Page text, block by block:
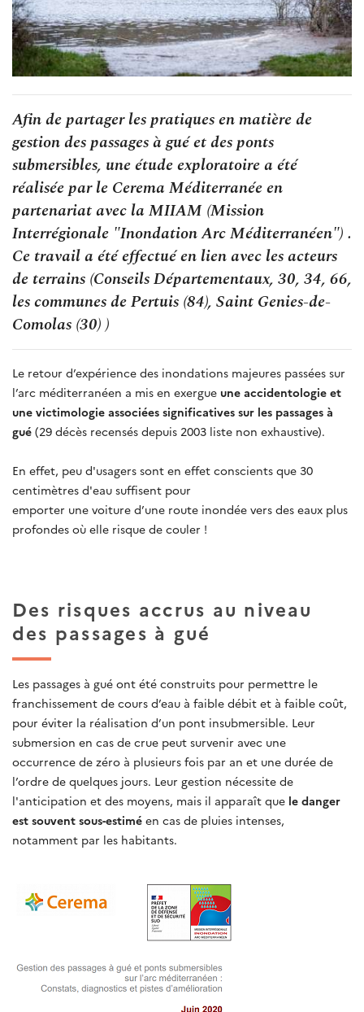
Afin de partager les pratiques en matière de
gestion des passages à gué et des ponts
submersibles, une étude exploratoire a été
réalisée par le Cerema Méditerranée en
partenariat avec la MIIAM (Mission
Interrégionale "Inondation Arc Méditerranéen") .
Ce travail a été effectué en lien avec les acteurs
de terrains (Conseils Départementaux, 30, 34, 66,
les communes de Pertuis (84), Saint Genies-de-
Comolas (30) )
Le retour d’expérience des inondations majeures passées sur
l’arc méditerranéen a mis en exergue une accidentologie et
une victimologie associées significatives sur les passages à
gué (29 décès recensés depuis 2003 liste non exhaustive).
En effet, peu d'usagers sont en effet conscients que 30
centimètres d'eau suffisent pour
emporter une voiture d’une route inondée vers des eaux plus
profondes où elle risque de couler !
Des risques accrus au niveau
des passages à gué
Les passages à gué ont été construits pour permettre le
franchissement de cours d’eau à faible débit et à faible coût,
pour éviter la réalisation d’un pont insubmersible. Leur
submersion en cas de crue peut survenir avec une
occurrence de zéro à plusieurs fois par an et une durée de
l’ordre de quelques jours. Leur gestion nécessite de
l'anticipation et des moyens, mais il apparaît que le danger
est souvent sous-estimé en cas de pluies intenses,
notamment par les habitants.